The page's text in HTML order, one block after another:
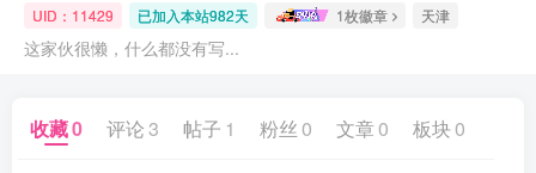
UID：11429 已加入本站982天 1枚徽章 天津
这家伙很懒，什么都没有写...
收藏0 评论 3 帖子 1 粉丝 0 文章0 板块 0